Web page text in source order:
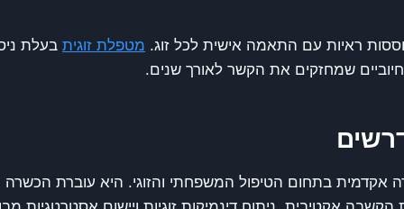
ראיות עם התאמה אישית לכל זוג. מטפלת זוגית בעלת
שמחזקים את הקשר לאורך שנים.
בתחום הטיפול המשפחתי והזוגי. היא עוברת הכשרה